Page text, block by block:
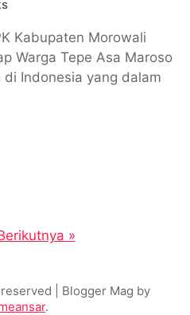
Kabupaten Morowali
Warga Tepe Asa Maroso
Indonesia yang dalam
»
| Blogger Mag by
.